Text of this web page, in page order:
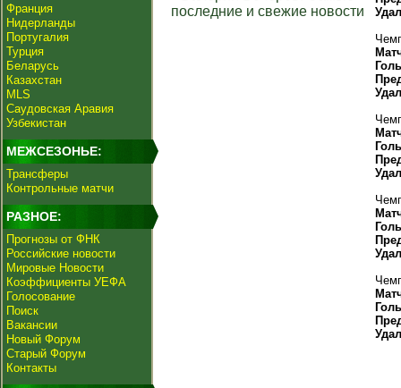
Франция
Нидерланды
Португалия
Турция
Беларусь
Казахстан
MLS
Саудовская Аравия
Узбекистан
МЕЖСЕЗОНЬЕ:
Трансферы
Контрольные матчи
РАЗНОЕ:
Прогнозы от ФНК
Российские новости
Мировые Новости
Коэффициенты УЕФА
Голосование
Поиск
Вакансии
Новый Форум
Старый Форум
Контакты
последние и свежие новости